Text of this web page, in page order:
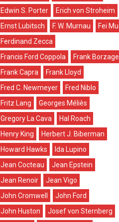
Edwin S. Porter
Erich von Stroheim
Ernst Lubitsch
F. W. Murnau
Fei Mu
Ferdinand Zecca
Francis Ford Coppola
Frank Borzage
Frank Capra
Frank Lloyd
Fred C. Newmeyer
Fred Niblo
Fritz Lang
Georges Méliès
Gregory La Cava
Hal Roach
Henry King
Herbert J. Biberman
Howard Hawks
Ida Lupino
Jean Cocteau
Jean Epstein
Jean Renoir
Jean Vigo
John Cromwell
John Ford
John Huston
Josef von Sternberg